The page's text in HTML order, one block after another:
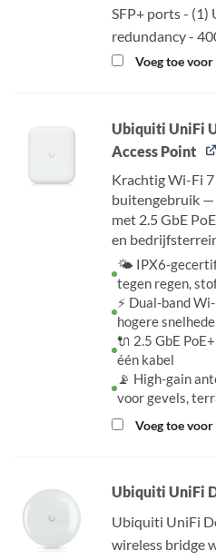
SFP+ ports - (1)
redundancy -
Voeg toe
Ubiquiti UniFi
Access Point
Krachtig Wi-Fi
buitengebruik —
met 2.5 GbE
en
🌤️ IPX6-
tegen regen,
⚡ Dual-band
hogere
🔌 2.5 GbE
één kabel
📡 High-gain
voor gevels,
Voeg toe
Ubiquiti UniFi
Ubiquiti UniFi
wireless bridge